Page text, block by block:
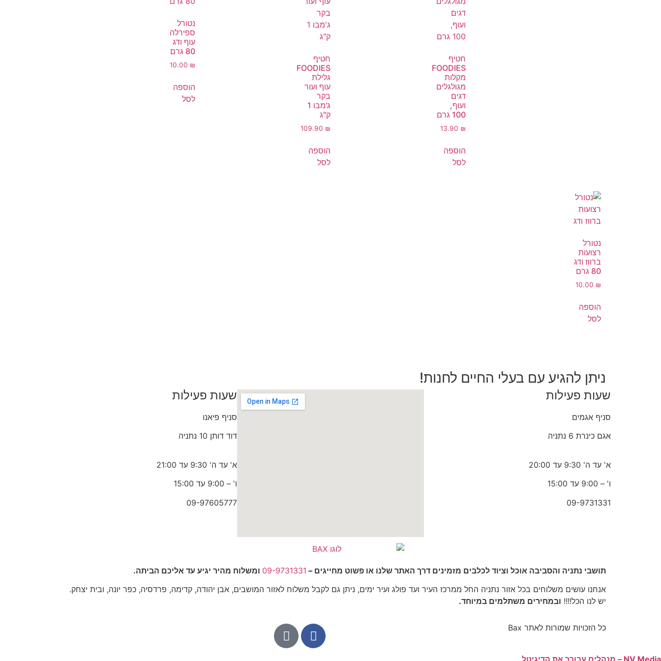
חטיף
FOODIES
מקלות
מגולגלים
דגים
ועוף,
100 גרם
13.90 ₪
הוספה
לסל
חטיף
FOODIES
גלילת
עוף ועור
בקר
ג'מבו 1
ק"ג
109.90 ₪
הוספה
לסל
נטורל
ספירלה
עוף ודג
80 גרם
10.00 ₪
הוספה
לסל
נטורל
רצועות
ברווז ודג
80 גרם
10.00 ₪
הוספה
לסל
ניתן להגיע עם בעלי החיים לחנות!
שעות פעילות
סניף אגמים
אגם כינרת 6 נתניה
א' עד ה' 9:30 עד 20:00
ו' – 9:00 עד 15:00
09-9731331
שעות פעילות
סניף פיאנו
דוד דותן 10 נתניה
א' עד ה' 9:30 עד 21:00
ו' – 9:00 עד 15:00
09-97605777
תושבי נתניה והסביבה אוכל וציוד לכלבים מזמינים דרך האתר שלנו או פשוט מחייגים – 09-9731331 ומשלוח מהיר יגיע עד אליכם הביתה.
אנחנו עושים משלוחים בכל אזור נתניה החל ממרכז העיר ועד פולג ועיר ימים, ניתן גם לקבל משלוח לאזור המושבים, אבן יהודה, קדימה, פרדסיה, כפר יונה, ובית יצחק.
יש לנו הכל!!!! ובמחירים משתלמים במיוחד.
כל הזכויות שמורות לאתר Bax